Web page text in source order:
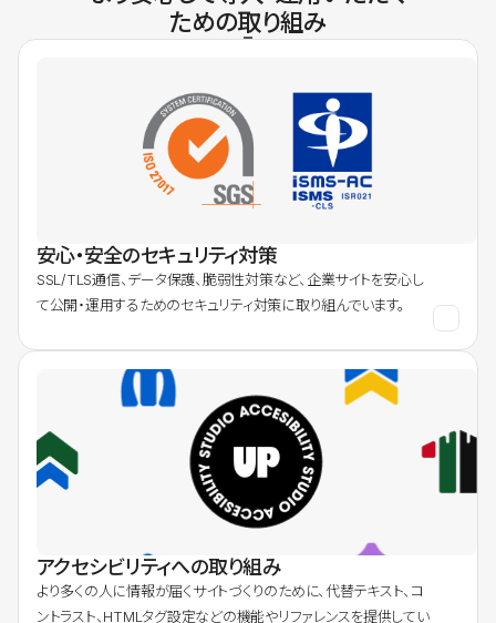
ための取り組み
安心・安全のセキュリティ対策
SSL/TLS通信、データ保護、脆弱性対策など、企業サイトを安心し
て公開・運用するためのセキュリティ対策に取り組んでいます。
アクセシビリティへの取り組み
より多くの人に情報が届くサイトづくりのために、代替テキスト、コ
ントラスト、HTMLタグ設定などの機能やリファレンスを提供してい